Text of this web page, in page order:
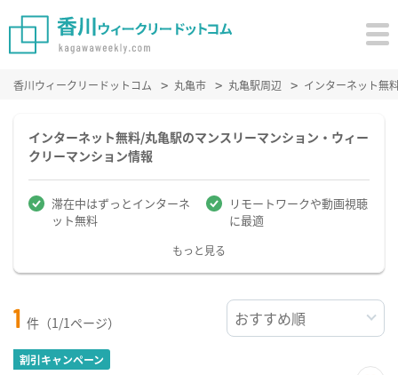
香川ウィークリードットコム 丸亀市 丸亀駅周辺 インターネット無
インターネット無料/丸亀駅のマンスリーマンション・ウィー
クリーマンション情報
滞在中はずっとインターネ
ット無料
リモートワークや動画視聴
に最適
もっと見る
1 件（1/1ページ）
割引キャンペーン